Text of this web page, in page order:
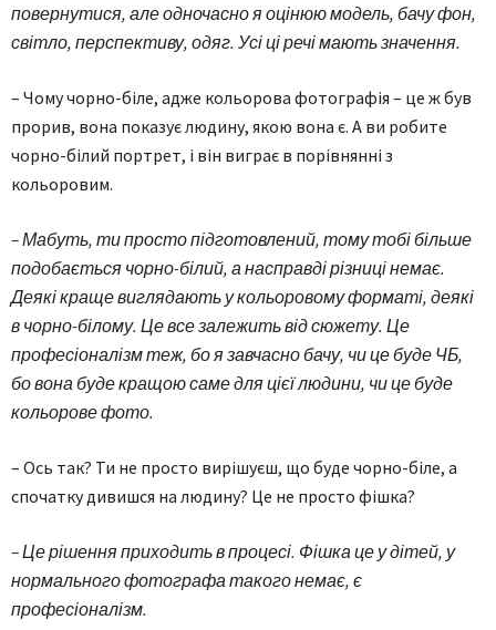
повернутися, але одночасно я оцінюю модель, бачу фон,
світло, перспективу, одяг. Усі ці речі мають значення.
– Чому чорно-біле, адже кольорова фотографія – це ж був
прорив, вона показує людину, якою вона є. А ви робите
чорно-білий портрет, і він виграє в порівнянні з
кольоровим.
– Мабуть, ти просто підготовлений, тому тобі більше
подобається чорно-білий, а насправді різниці немає.
Деякі краще виглядають у кольоровому форматі, деякі
в чорно-білому. Це все залежить від сюжету. Це
професіоналізм теж, бо я завчасно бачу, чи це буде ЧБ,
бо вона буде кращою саме для цієї людини, чи це буде
кольорове фото.
– Ось так? Ти не просто вирішуєш, що буде чорно-біле, а
спочатку дивишся на людину? Це не просто фішка?
– Це рішення приходить в процесі. Фішка це у дітей, у
нормального фотографа такого немає, є
професіоналізм.